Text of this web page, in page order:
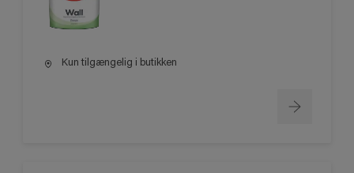
Kun tilgængelig i butikken